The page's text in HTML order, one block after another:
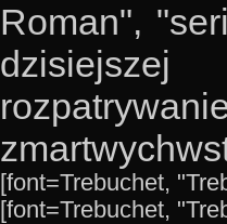
Roman",
dzisiejszej
[font=Trebuchet,
[font=Trebuchet,